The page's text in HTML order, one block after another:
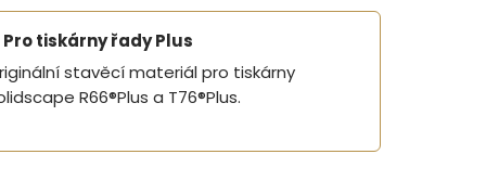
Pro tiskárny řady Plus
stavěcí materiál pro tiskárny
R66®Plus a T76®Plus.